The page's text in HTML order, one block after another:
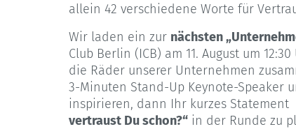
allein 42 verschiedene Worte für
Wir laden ein zur nächsten
Club Berlin (ICB) am 11. August um
die Räder unserer Unternehmen
3-Minuten Stand-Up Keynote-Speaker
inspirieren, dann Ihr kurzes Statement
vertraust Du schon?“ in der Runde zu